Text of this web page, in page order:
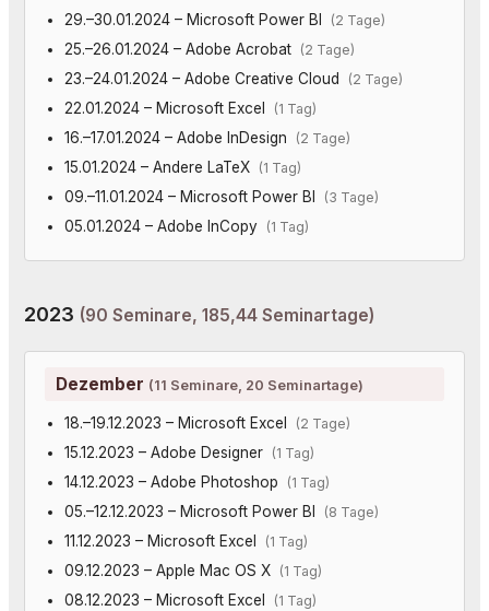
29.–30.01.2024 – Microsoft Power BI (2 Tage)
25.–26.01.2024 – Adobe Acrobat (2 Tage)
23.–24.01.2024 – Adobe Creative Cloud (2 Tage)
22.01.2024 – Microsoft Excel (1 Tag)
16.–17.01.2024 – Adobe InDesign (2 Tage)
15.01.2024 – Andere LaTeX (1 Tag)
09.–11.01.2024 – Microsoft Power BI (3 Tage)
05.01.2024 – Adobe InCopy (1 Tag)
2023 (90 Seminare, 185,44 Seminartage)
Dezember (11 Seminare, 20 Seminartage)
18.–19.12.2023 – Microsoft Excel (2 Tage)
15.12.2023 – Adobe Designer (1 Tag)
14.12.2023 – Adobe Photoshop (1 Tag)
05.–12.12.2023 – Microsoft Power BI (8 Tage)
11.12.2023 – Microsoft Excel (1 Tag)
09.12.2023 – Apple Mac OS X (1 Tag)
08.12.2023 – Microsoft Excel (1 Tag)